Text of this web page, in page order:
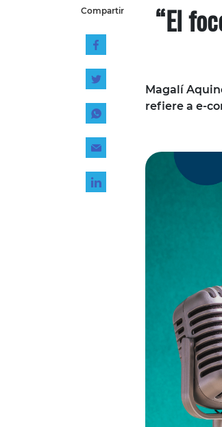
Compartir “El
Magalí
refiere a e-